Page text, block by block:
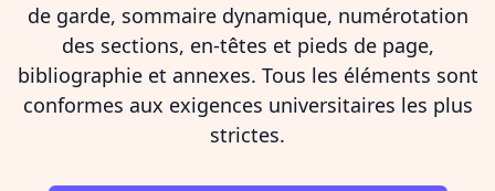
de garde, sommaire dynamique, numérotation
des sections, en-têtes et pieds de page,
bibliographie et annexes. Tous les éléments sont
conformes aux exigences universitaires les plus
strictes.